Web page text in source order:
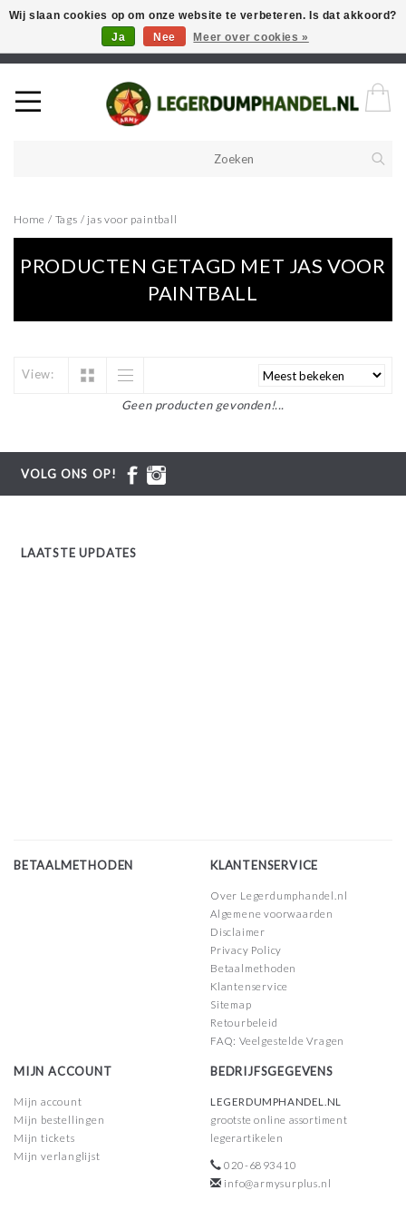
Welkom in onze webshop! Als u een product zoekt en deze niet kan
vinden in de webwinkel, neem vooral contact op!
Home / Tags / jas voor paintball
PRODUCTEN GETAGD MET JAS VOOR
PAINTBALL
View:
Geen producten gevonden!...
VOLG ONS OP!
LAATSTE UPDATES
BETAALMETHODEN KLANTENSERVICE
Over Legerdumphandel.nl
Algemene voorwaarden
Disclaimer
Privacy Policy
Betaalmethoden
Klantenservice
Sitemap
Retourbeleid
FAQ: Veelgestelde Vragen
MIJN ACCOUNT
Mijn account
Mijn bestellingen
Mijn tickets
Mijn verlanglijst
BEDRIJFSGEGEVENS
LEGERDUMPHANDEL.NL
grootste online assortiment
legerartikelen
020-6893410
info@armysurplus.nl
Wij slaan cookies op om onze website te verbeteren. Is dat akkoord?
Ja
Nee Meer over cookies »